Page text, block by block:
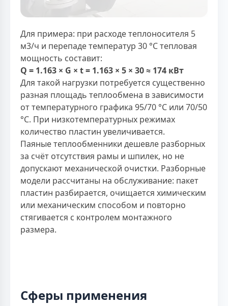
Для примера: при расходе теплоносителя 5
м3/ч и перепаде температур 30 °С тепловая
мощность составит:
Q = 1.163 × G × t = 1.163 × 5 × 30 ≈ 174 кВт
Для такой нагрузки потребуется существенно
разная площадь теплообмена в зависимости
от температурного графика 95/70 °С или 70/50
°С. При низкотемпературных режимах
количество пластин увеличивается.
Паяные теплообменники дешевле разборных
за счёт отсутствия рамы и шпилек, но не
допускают механической очистки. Разборные
модели рассчитаны на обслуживание: пакет
пластин разбирается, очищается химическим
или механическим способом и повторно
стягивается с контролем монтажного
размера.
Сферы применения